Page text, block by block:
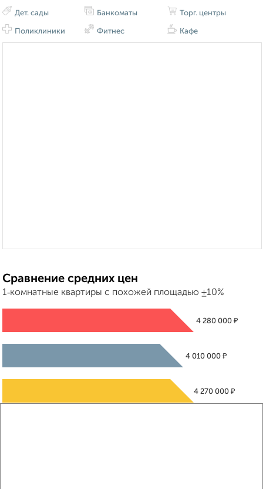
Дет. сады
Поликлиники
Банкоматы
Фитнес
Торг. центры
Кафе
Сравнение средних цен
1‑комнатные квартиры с похожей площадью ±10%
4 280 000 ₽
4 010 000₽
4 270 000 ₽